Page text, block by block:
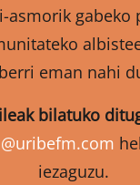
asmorik gabeko
berri eman nahi
bilatuko
iezaguzu.